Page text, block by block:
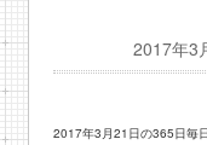
2017年3
2017年3月21日の365日毎